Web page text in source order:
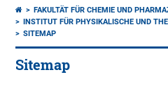
FAKULTÄT FÜR CHEMIE UND
INSTITUT FÜR PHYSIKALISCHE UND
SITEMAP
Sitemap